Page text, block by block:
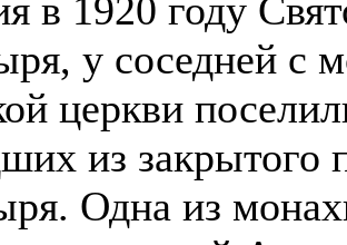
в 1920 году
у соседней с
церкви
из закрытого
Одна из